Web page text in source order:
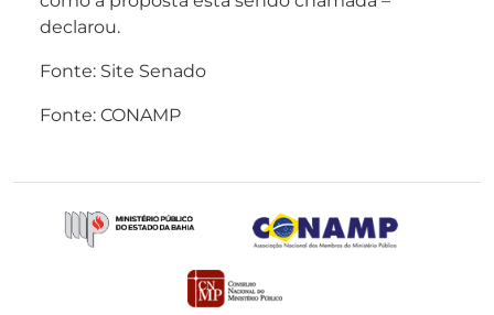
declarou.
Fonte: Site Senado
Fonte: CONAMP